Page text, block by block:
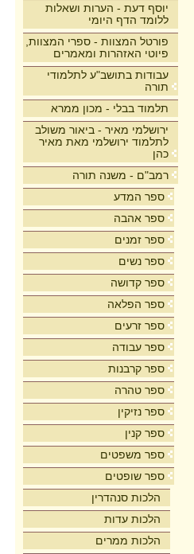
יוסף דעת - הערות ושאלות
ללומד הדף היומי
פורטל המצוות - ספרי המצוות,
פיוטי האזהרות ומאמרים
עבודות בתושב"ע לתלמודי
תורה
תלמוד בבלי - מכון ממרא
ירושלמי מאיר - ביאור משולב
לתלמוד ירושלמי מאת מאיר
כהן
רמב"ם - משנה תורה
ספר המדע
ספר אהבה
ספר זמנים
ספר נשים
ספר קדושה
ספר הפלאה
ספר זרעים
ספר עבודה
ספר קרבנות
ספר טהרה
ספר נזיקין
ספר קנין
ספר משפטים
ספר שופטים
הלכות סנהדרין
הלכות עדות
הלכות ממרים